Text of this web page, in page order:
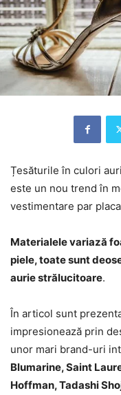
Țesăturile în culori
este un nou trend în
vestimentare par
Materialele variază
piele, toate sunt
aurie strălucitoare.
În articol sunt
impresionează prin
unor mari brand-uri
Blumarine, Saint
Hoffman, Tadashi